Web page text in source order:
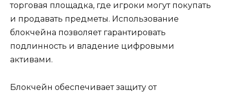
торговая площадка, где игроки могут покупать
и продавать предметы. Использование
блокчейна позволяет гарантировать
подлинность и владение цифровыми
активами.
Блокчейн обеспечивает защиту от